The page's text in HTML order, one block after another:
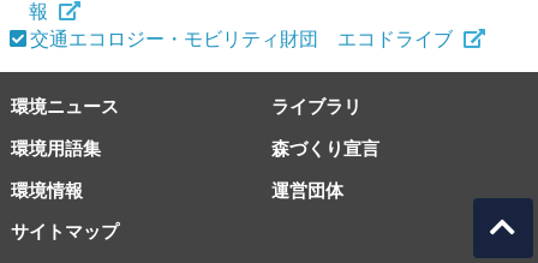
報
交通エコロジー・モビリティ財団 エコドライブ
環境ニュース ライブラリ
環境用語集 森づくり宣言
環境情報
サイトマップ
運営団体